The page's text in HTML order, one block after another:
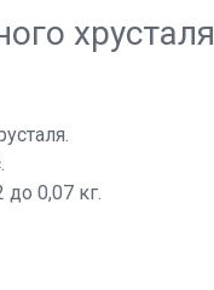
хрусталя
до 0,07 кг.